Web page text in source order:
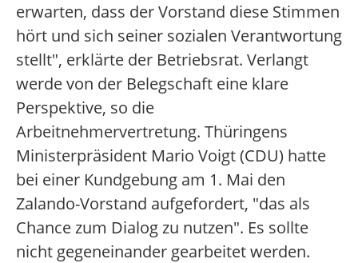
erwarten, dass der Vorstand diese Stimmen
hört und sich seiner sozialen Verantwortung
stellt", erklärte der Betriebsrat. Verlangt
werde von der Belegschaft eine klare
Perspektive, so die
Arbeitnehmervertretung. Thüringens
Ministerpräsident Mario Voigt (CDU) hatte
bei einer Kundgebung am 1. Mai den
Zalando-Vorstand aufgefordert, "das als
Chance zum Dialog zu nutzen". Es sollte
nicht gegeneinander gearbeitet werden.